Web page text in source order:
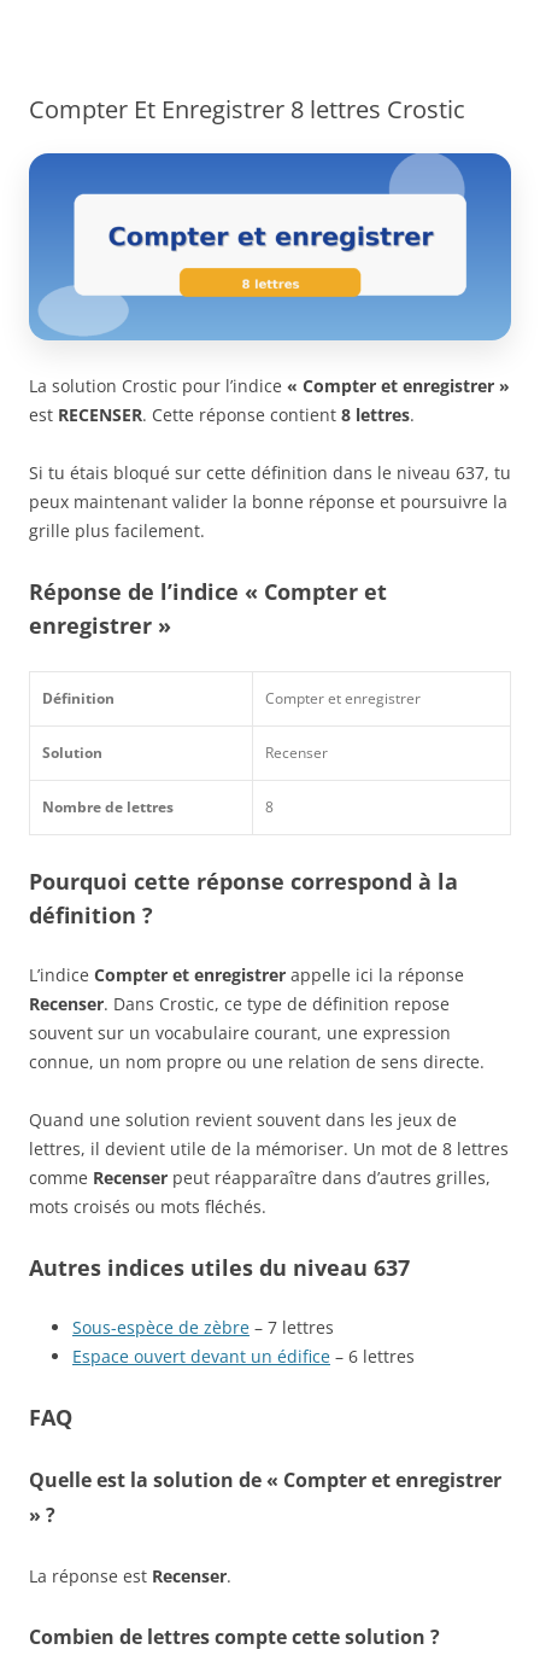
Compter Et Enregistrer 8 lettres Crostic
La solution Crostic pour l’indice « Compter et enregistrer »
est RECENSER. Cette réponse contient 8 lettres.
Si tu étais bloqué sur cette définition dans le niveau 637, tu
peux maintenant valider la bonne réponse et poursuivre la
grille plus facilement.
Réponse de l’indice « Compter et
enregistrer »
Définition Compter et enregistrer
Solution Recenser
Nombre de lettres 8
Pourquoi cette réponse correspond à la
définition ?
L’indice Compter et enregistrer appelle ici la réponse
Recenser. Dans Crostic, ce type de définition repose
souvent sur un vocabulaire courant, une expression
connue, un nom propre ou une relation de sens directe.
Quand une solution revient souvent dans les jeux de
lettres, il devient utile de la mémoriser. Un mot de 8 lettres
comme Recenser peut réapparaître dans d’autres grilles,
mots croisés ou mots fléchés.
Autres indices utiles du niveau 637
Sous-espèce de zèbre – 7 lettres
Espace ouvert devant un édifice – 6 lettres
FAQ
Quelle est la solution de « Compter et enregistrer
» ?
La réponse est Recenser.
Combien de lettres compte cette solution ?